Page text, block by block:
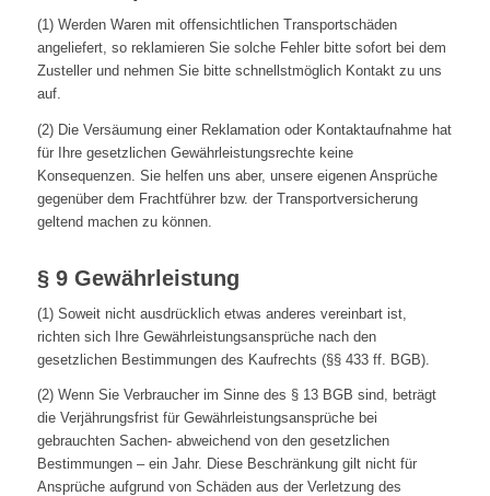
(1) Werden Waren mit offensichtlichen Transportschäden
angeliefert, so reklamieren Sie solche Fehler bitte sofort bei dem
Zusteller und nehmen Sie bitte schnellstmöglich Kontakt zu uns
auf.
(2) Die Versäumung einer Reklamation oder Kontaktaufnahme hat
für Ihre gesetzlichen Gewährleistungsrechte keine
Konsequenzen. Sie helfen uns aber, unsere eigenen Ansprüche
gegenüber dem Frachtführer bzw. der Transportversicherung
geltend machen zu können.
§ 9 Gewährleistung
(1) Soweit nicht ausdrücklich etwas anderes vereinbart ist,
richten sich Ihre Gewährleistungsansprüche nach den
gesetzlichen Bestimmungen des Kaufrechts (§§ 433 ff. BGB).
(2) Wenn Sie Verbraucher im Sinne des § 13 BGB sind, beträgt
die Verjährungsfrist für Gewährleistungsansprüche bei
gebrauchten Sachen- abweichend von den gesetzlichen
Bestimmungen – ein Jahr. Diese Beschränkung gilt nicht für
Ansprüche aufgrund von Schäden aus der Verletzung des